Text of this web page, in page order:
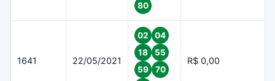
80
1641 22/05/2021
02
04
18
55
59
70
R$ 0,00